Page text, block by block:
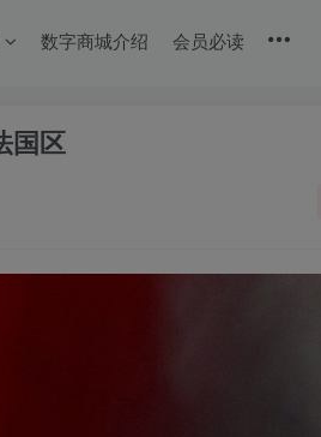
数字商城介绍 会员必读
国区